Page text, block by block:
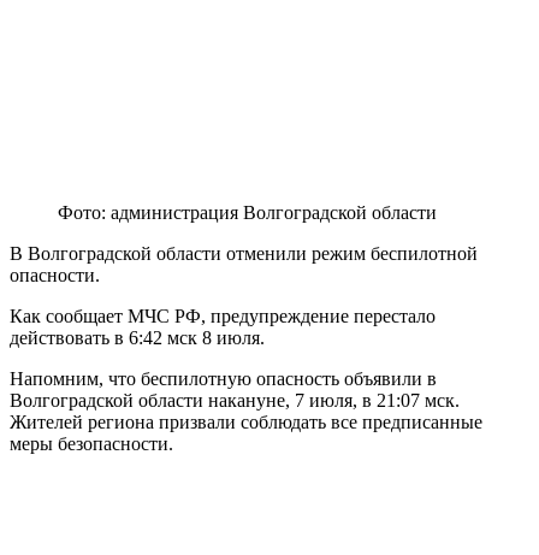
Фото: администрация Волгоградской области
В Волгоградской области отменили режим беспилотной
опасности.
Как сообщает МЧС РФ, предупреждение перестало
действовать в 6:42 мск 8 июля.
Напомним, что беспилотную опасность объявили в
Волгоградской области накануне, 7 июля, в 21:07 мск.
Жителей региона призвали соблюдать все предписанные
меры безопасности.